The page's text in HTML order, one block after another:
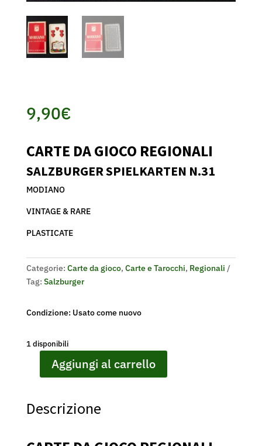
9,90€
CARTE DA GIOCO REGIONALI
SALZBURGER SPIELKARTEN N.31
MODIANO
VINTAGE & RARE
PLASTICATE
Categorie: Carte da gioco, Carte e Tarocchi, Regionali
Tag: Salzburger
Condizione: Usato come nuovo
1 disponibili
REGIONALI
Aggiungi al carrello
Descrizione